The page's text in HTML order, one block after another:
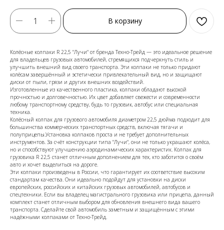
В корзину
Колёсные колпаки R 22,5 "Лучи" от бренда Техно-Трейд — это идеальное решение
для владельцев грузовых автомобилей, стремящихся подчеркнуть стиль и
улучшить внешний вид своего транспорта. Эти колпаки не только придают
колёсам завершённый и эстетически привлекательный вид, но и защищают
диски от пыли, грязи и других внешних воздействий.
Изготовленные из качественного пластика, колпаки обладают высокой
прочностью и долговечностью. Их цвет добавляет свежести и современности
любому транспортному средству, будь то грузовик, автобус или специальная
техника.
Колёсный колпак для грузового автомобиля диаметром 22,5 дюйма подходит для
большинства коммерческих транспортных средств, включая тягачи и
полуприцепы.Установка колпаков проста и не требует дополнительных
инструментов. За счёт конструкции типа "Лучи", они не только украшают колёса,
но и способствуют улучшению аэродинамических характеристик. Колпак для
грузовика R 22,5 станет отличным дополнением для тех, кто заботится о своём
авто и хочет выделиться на дороге.
Эти колпаки произведены в России, что гарантирует их соответствие высоким
стандартам качества. Они идеально подойдут для установки на диски
европейских, российских и китайских грузовых автомобилей, автобусов и
спецтехники. Если вы владелец магистрального грузовика или прицепа, данный
комплект станет отличным выбором для обновления внешнего вида вашего
транспорта. Сделайте свой автомобиль заметным и защищённым с этими
надёжными колпаками от Техно-Трейд.